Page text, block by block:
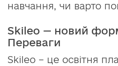
навчання, чи варто
Skileo — новий
Переваги
Skileo – це освітня